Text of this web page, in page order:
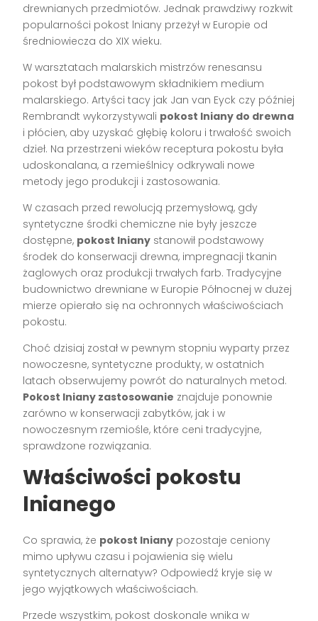
drewnianych przedmiotów. Jednak prawdziwy rozkwit
popularności pokost lniany przeżył w Europie od
średniowiecza do XIX wieku.
W warsztatach malarskich mistrzów renesansu
pokost był podstawowym składnikiem medium
malarskiego. Artyści tacy jak Jan van Eyck czy później
Rembrandt wykorzystywali pokost lniany do drewna
i płócien, aby uzyskać głębię koloru i trwałość swoich
dzieł. Na przestrzeni wieków receptura pokostu była
udoskonalana, a rzemieślnicy odkrywali nowe
metody jego produkcji i zastosowania.
W czasach przed rewolucją przemysłową, gdy
syntetyczne środki chemiczne nie były jeszcze
dostępne, pokost lniany stanowił podstawowy
środek do konserwacji drewna, impregnacji tkanin
żaglowych oraz produkcji trwałych farb. Tradycyjne
budownictwo drewniane w Europie Północnej w dużej
mierze opierało się na ochronnych właściwościach
pokostu.
Choć dzisiaj został w pewnym stopniu wyparty przez
nowoczesne, syntetyczne produkty, w ostatnich
latach obserwujemy powrót do naturalnych metod.
Pokost lniany zastosowanie znajduje ponownie
zarówno w konserwacji zabytków, jak i w
nowoczesnym rzemiośle, które ceni tradycyjne,
sprawdzone rozwiązania.
Właściwości pokostu
lnianego
Co sprawia, że pokost lniany pozostaje ceniony
mimo upływu czasu i pojawienia się wielu
syntetycznych alternatyw? Odpowiedź kryje się w
jego wyjątkowych właściwościach.
Przede wszystkim, pokost doskonale wnika w